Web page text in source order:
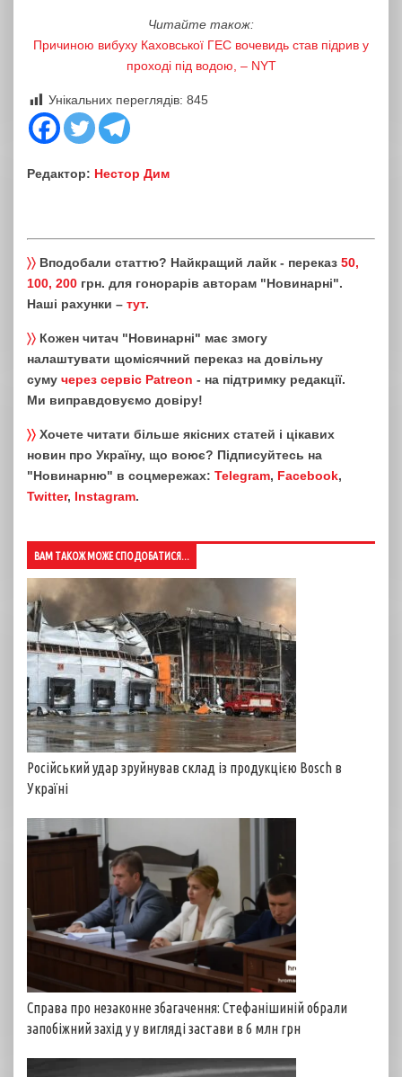
Читайте також:
Причиною вибуху Каховської ГЕС вочевидь став підрив у
проході під водою, – NYT
Унікальних переглядів: 845
Редактор: Нестор Дим
〉〉 Вподобали статтю? Найкращий лайк - переказ 50,
100, 200 грн. для гонорарів авторам "Новинарні".
Наші рахунки – тут.
〉〉 Кожен читач "Новинарні" має змогу
налаштувати щомісячний переказ на довільну
суму через сервіс Patreon - на підтримку редакції.
Ми виправдовуємо довіру!
〉〉 Хочете читати більше якісних статей і цікавих
новин про Україну, що воює? Підписуйтесь на
"Новинарню" в соцмережах: Telegram, Facebook,
Twitter, Instagram.
ВАМ ТАКОЖ МОЖЕ СПОДОБАТИСЯ...
Російський удар зруйнував склад із продукцією Bosch в
Україні
Справа про незаконне збагачення: Стефанішиній обрали
запобіжний захід у у вигляді застави в 6 млн грн